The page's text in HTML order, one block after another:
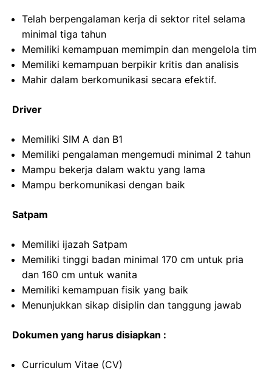
Telah berpengalaman kerja di sektor ritel selama
minimal tiga tahun
Memiliki kemampuan memimpin dan mengelola tim
Memiliki kemampuan berpikir kritis dan analisis
Mahir dalam berkomunikasi secara efektif.
Driver
Memiliki SIM A dan B1
Memiliki pengalaman mengemudi minimal 2 tahun
Mampu bekerja dalam waktu yang lama
Mampu berkomunikasi dengan baik
Satpam
Memiliki ijazah Satpam
Memiliki tinggi badan minimal 170 cm untuk pria
dan 160 cm untuk wanita
Memiliki kemampuan fisik yang baik
Menunjukkan sikap disiplin dan tanggung jawab
Dokumen yang harus disiapkan :
Curriculum Vitae (CV)